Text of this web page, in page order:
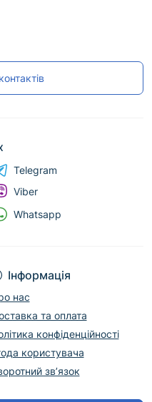
Інформація
нас
та оплата
конфіденційності
користувача
зв’язок
Telegram
Viber
Whatsapp